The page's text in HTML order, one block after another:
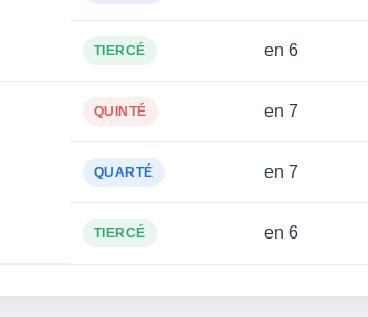
TIERCÉ en 6
QUINTÉ en 7
QUARTÉ en 7
TIERCÉ en 6